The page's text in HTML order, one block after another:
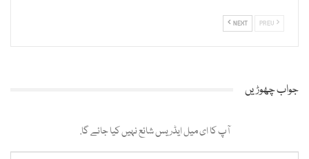
NEXT
جواب چھوڑیں
آپ کا ای میل ایڈریس شائع نہیں کیا جائے گا.